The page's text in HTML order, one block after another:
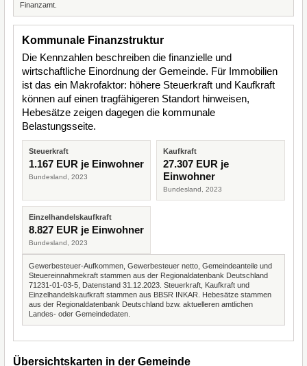
Finanzamt.
Kommunale Finanzstruktur
Die Kennzahlen beschreiben die finanzielle und
wirtschaftliche Einordnung der Gemeinde. Für Immobilien
ist das ein Makrofaktor: höhere Steuerkraft und Kaufkraft
können auf einen tragfähigeren Standort hinweisen,
Hebesätze zeigen dagegen die kommunale
Belastungsseite.
Steuerkraft
1.167 EUR je Einwohner
Bundesland, 2023
Kaufkraft
27.307 EUR je
Einwohner
Bundesland, 2023
Einzelhandelskaufkraft
8.827 EUR je Einwohner
Bundesland, 2023
Gewerbesteuer-Aufkommen, Gewerbesteuer netto, Gemeindeanteile und
Steuereinnahmekraft stammen aus der Regionaldatenbank Deutschland
71231-01-03-5, Datenstand 31.12.2023. Steuerkraft, Kaufkraft und
Einzelhandelskaufkraft stammen aus BBSR INKAR. Hebesätze stammen
aus der Regionaldatenbank Deutschland bzw. aktuelleren amtlichen
Landes- oder Gemeindedaten.
Übersichtskarten in der Gemeinde